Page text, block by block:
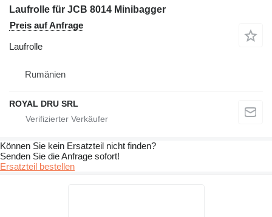
Laufrolle für JCB 8014 Minibagger
Preis auf Anfrage
Laufrolle
Rumänien
ROYAL DRU SRL
Können Sie kein Ersatzteil nicht finden?
Senden Sie die Anfrage sofort!
Ersatzteil bestellen